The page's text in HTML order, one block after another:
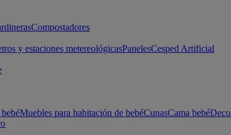
Compostadores
y estaciones metereológicasPanelesCesped Artificial
Muebles para habitación de bebéCunasCama bebé